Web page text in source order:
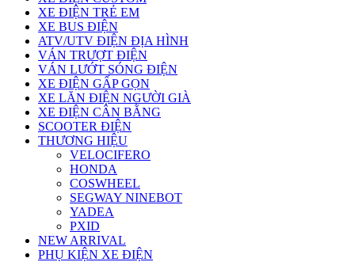
XE ĐIỆN TRẺ EM
XE BUS ĐIỆN
ATV/UTV ĐIỆN ĐỊA HÌNH
VÁN TRƯỢT ĐIỆN
VÁN LƯỚT SÓNG ĐIỆN
XE ĐIỆN GẤP GỌN
XE LĂN ĐIỆN NGƯỜI GIÀ
XE ĐIỆN CÂN BẰNG
SCOOTER ĐIỆN
THƯƠNG HIỆU
VELOCIFERO
HONDA
COSWHEEL
SEGWAY NINEBOT
YADEA
PXID
NEW ARRIVAL
PHỤ KIỆN XE ĐIỆN